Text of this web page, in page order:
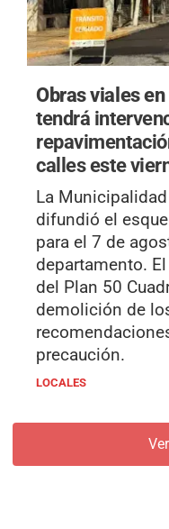
Obras viales
tendrá
calles este
La
difundió el
para el 7 de
departamento.
del Plan 50
demolición de
precaución.
LOCALES